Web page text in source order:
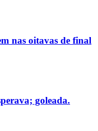
nas oitavas de final
goleada.